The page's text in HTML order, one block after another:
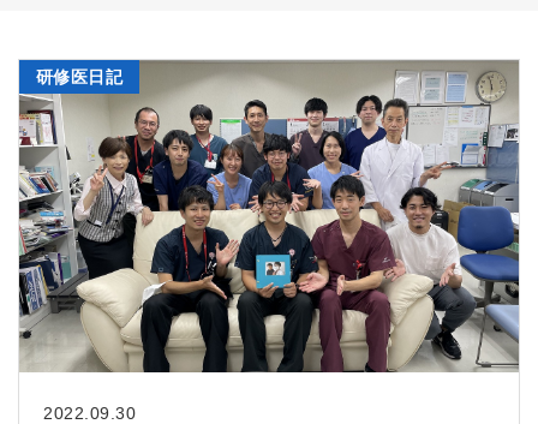
研修医日記
2022.09.30